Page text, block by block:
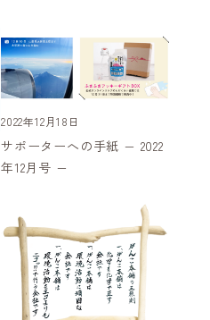
2022年12月18日
サポーターへの手紙 − 2022
年12月号 −